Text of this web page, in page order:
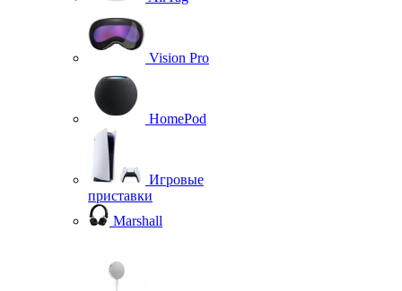
Vision Pro
HomePod
Игровые
приставки
Marshall